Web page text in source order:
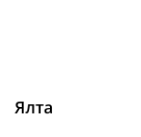
Ялта